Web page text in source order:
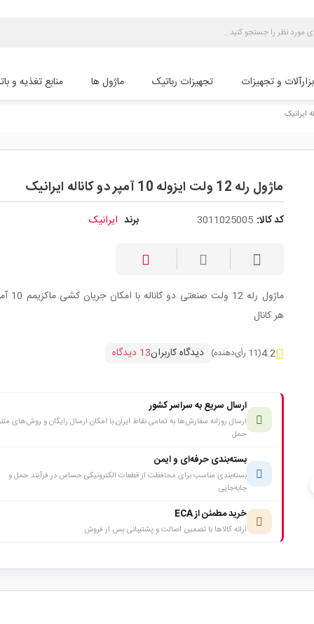
و تجهیزات تجهیزات رباتیک ماژول ها منابع تغذیه و
ماژول رله 12 ولت ایزوله 10 آمپر دو کاناله ایرانیک
کد کالا: 3011025005 برند ایرانیک
ماژول رله
هر کانال
4.2(11 رأی‌دهنده) دیدگاه کاربران13 دیدگاه
ارسال سریع به سراسر کشور
ارسال روزانه سفارش‌ها به تمامی نقاط ایران با امکان ارسال رایگان و روش‌های
حمل
بسته‌بندی حرفه‌ای و ایمن
بسته‌بندی مناسب برای محافظت از قطعات الکترونیکی حساس در فرآیند حمل و
جابه‌جایی
خرید مطمئن از ECA
ارائه کالاها با تضمین اصالت و پشتیبانی پس از فروش